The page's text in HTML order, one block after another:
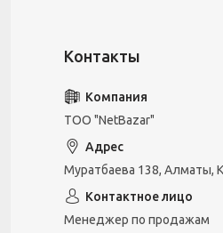
ТОО "NetBazar"
Муратбаева 138, Алматы,
Менеджер по продажам